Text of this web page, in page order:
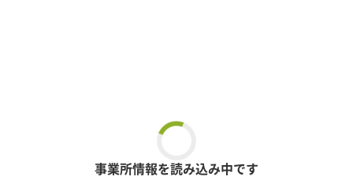
事業所情報を読み込み中です